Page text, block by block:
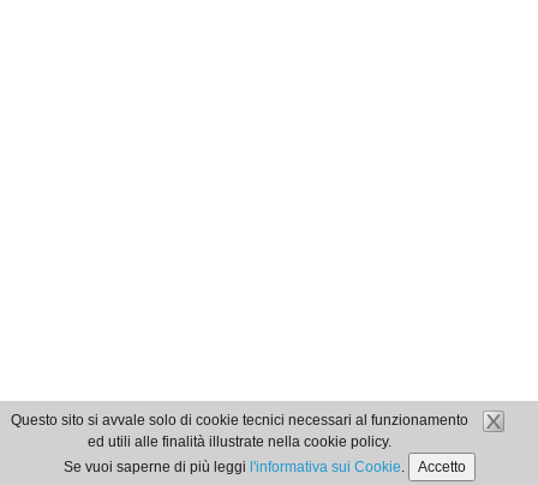
Questo sito si avvale solo di cookie tecnici necessari al funzionamento
ed utili alle finalità illustrate nella cookie policy.
Se vuoi saperne di più leggi l'informativa sui Cookie. Accetto